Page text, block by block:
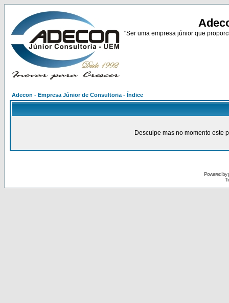
"Ser uma empresa júnior que
Adecon - Empresa Júnior de Consultoria - Índice
Desculpe mas no momento este
Powered by